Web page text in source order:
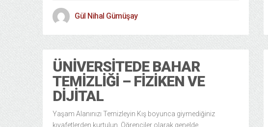
Gül Nihal Gümüşay
ÜNIVERSITEDE BAHAR
TEMIZLIĞI – FIZIKEN VE
DIJITAL
Yaşam Alanınızı Temizleyin Kış boyunca giymediğiniz
kıyafetlerden kurtulun. Öğrenciler olarak genelde